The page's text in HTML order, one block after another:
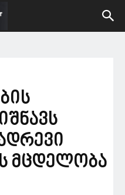
მცდელობა